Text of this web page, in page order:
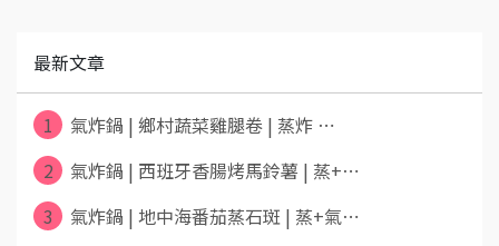
最新文章
1
氣炸鍋 | 鄉村蔬菜雞腿卷 | 蒸炸 ⋯
2
氣炸鍋 | 西班牙香腸烤馬鈴薯 | 蒸+⋯
3
氣炸鍋 | 地中海番茄蒸石斑 | 蒸+氣⋯